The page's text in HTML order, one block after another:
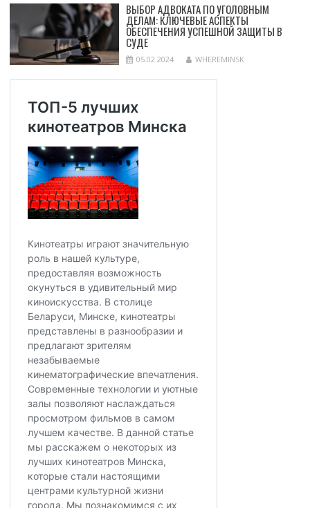
ВЫБОР АДВОКАТА ПО УГОЛОВНЫМ
ДЕЛАМ: КЛЮЧЕВЫЕ АСПЕКТЫ
ОБЕСПЕЧЕНИЯ УСПЕШНОЙ ЗАЩИТЫ В
СУДЕ
05.02.2024 WHEREMINSK